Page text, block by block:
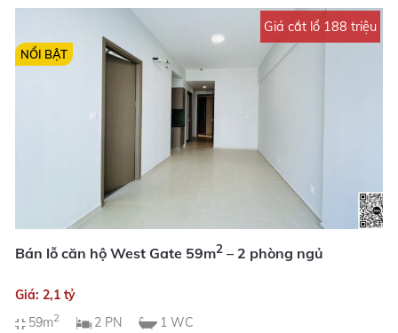
Giá cắt lổ 188 triệu
NỔI BẬT
Bán lỗ căn hộ West Gate 59m2– 2 phòng ngủ
Giá: 2,1 tỷ
59m2 2 PN 1 WC